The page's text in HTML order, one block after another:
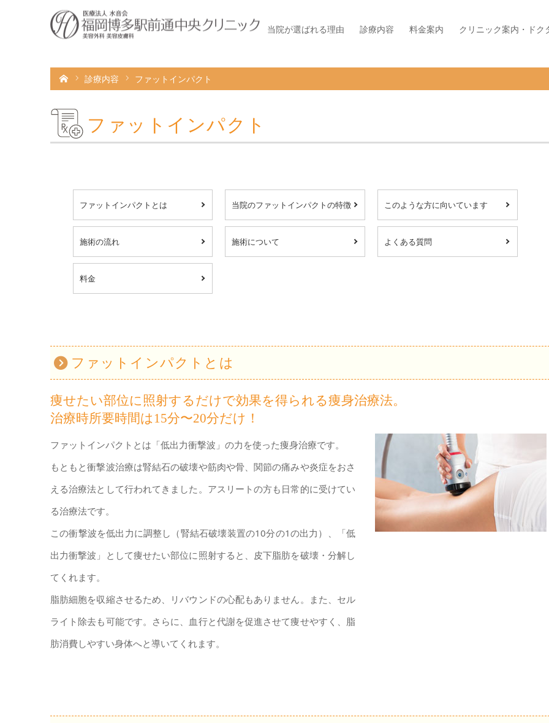
当院が選ばれる理由 診療内容 料金案内 クリニック案内・ドク
診療内容 ファットインパクト
ファットインパクト
ファットインパクトとは 当院のファットインパクトの特徴 このような方に向いています
施術の流れ 施術について よくある質問
料金
ファットインパクトとは
痩せたい部位に照射するだけで効果を得られる痩身治療法。
治療時所要時間は15分〜20分だけ！
ファットインパクトとは「低出力衝撃波」の力を使った痩身治療です。
もともと衝撃波治療は腎結石の破壊や筋肉や骨、関節の痛みや炎症をおさ
える治療法として行われてきました。アスリートの方も日常的に受けてい
る治療法です。
この衝撃波を低出力に調整し（腎結石破壊装置の10分の1の出力）、「低
出力衝撃波」として痩せたい部位に照射すると、皮下脂肪を破壊・分解し
てくれます。
脂肪細胞を収縮させるため、リバウンドの心配もありません。また、セル
ライト除去も可能です。さらに、血行と代謝を促進させて痩せやすく、脂
肪消費しやすい身体へと導いてくれます。